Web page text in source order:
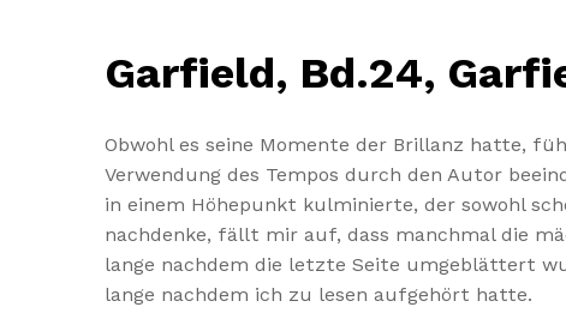
Garfield, Bd.24,
Obwohl es seine Momente der Brillanz hatte,
Verwendung des Tempos durch den Autor
in einem Höhepunkt kulminierte, der sowohl
nachdenke, fällt mir auf, dass manchmal die
lange nachdem die letzte Seite umgeblättert
lange nachdem ich zu lesen aufgehört hatte.